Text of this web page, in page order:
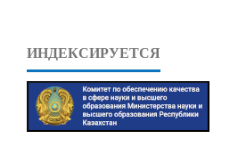
ИНДЕКСИРУЕТСЯ